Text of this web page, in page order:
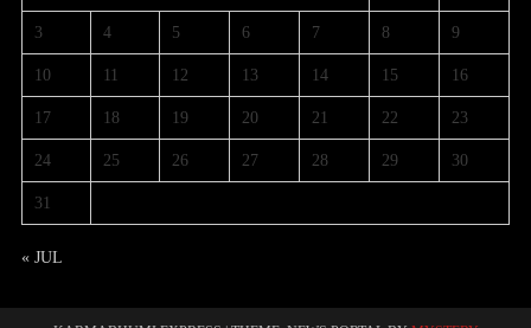
3 4 5 6 7 8 9
10 11 12 13 14 15 16
17 18 19 20 21 22 23
24 25 26 27 28 29 30
31
« JUL